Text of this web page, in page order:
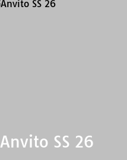
Anvito SS 26